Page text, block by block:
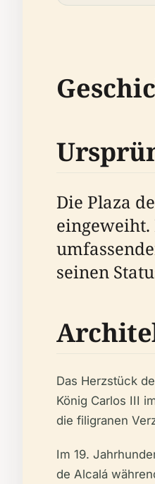
Die Plaza
seinen
Das Herzstück
König Carlos III
die filigranen
Im 19.
de Alcalá